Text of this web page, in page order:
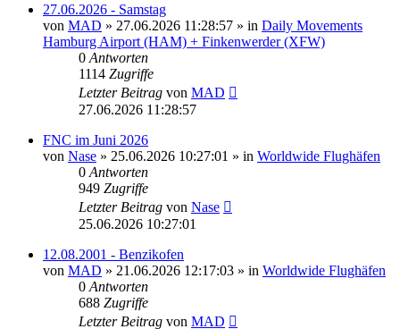
27.06.2026 - Samstag
von MAD » 27.06.2026 11:28:57 » in Daily Movements
Hamburg Airport (HAM) + Finkenwerder (XFW)
0 Antworten
1114 Zugriffe
Letzter Beitrag von MAD
27.06.2026 11:28:57
FNC im Juni 2026
von Nase » 25.06.2026 10:27:01 » in Worldwide Flughäfen
0 Antworten
949 Zugriffe
Letzter Beitrag von Nase
25.06.2026 10:27:01
12.08.2001 - Benzikofen
von MAD » 21.06.2026 12:17:03 » in Worldwide Flughäfen
0 Antworten
688 Zugriffe
Letzter Beitrag von MAD